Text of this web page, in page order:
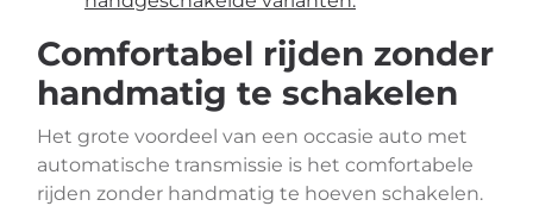
Comfortabel rijden zonder
handmatig te schakelen
Het grote voordeel van een occasie auto met
automatische transmissie is het comfortabele
rijden zonder handmatig te hoeven schakelen.